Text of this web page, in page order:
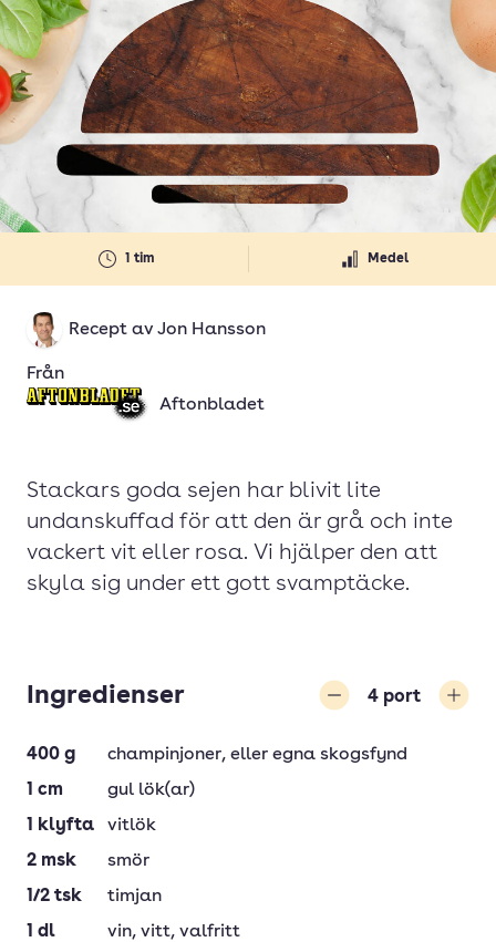
1 tim Medel
Recept av Jon Hansson
Från
Aftonbladet
Stackars goda sejen har blivit lite
undanskuffad för att den är grå och inte
vackert vit eller rosa. Vi hjälper den att
skyla sig under ett gott svamptäcke.
Ingredienser 4 port
400 g champinjoner, eller egna skogsfynd
1 cm
gul lök(ar)
1
klyfta
vitlök
2 msk
smör
1/2 tsk
timjan
1 dl vin, vitt, valfritt